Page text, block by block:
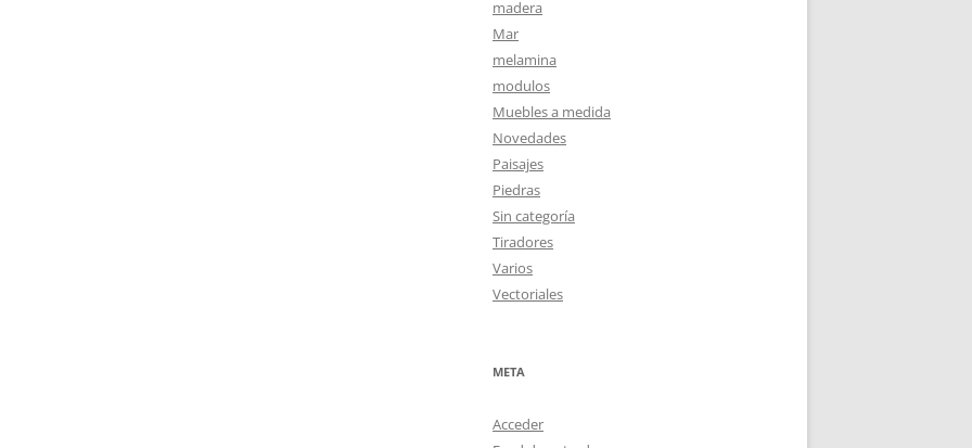
madera
Mar
melamina
modulos
Muebles a medida
Novedades
Paisajes
Piedras
Sin categoría
Tiradores
Varios
Vectoriales
META
Acceder